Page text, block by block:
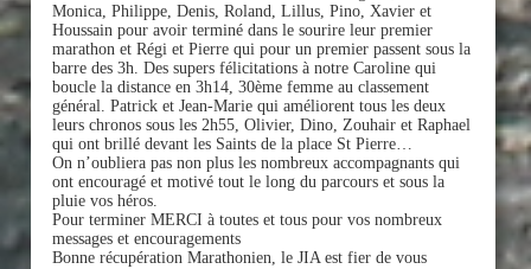
Monica, Philippe, Denis, Roland, Lillus, Pino, Xavier et
Houssain pour avoir terminé dans le sourire leur premier
marathon et Régi et Pierre qui pour un premier passent sous la
barre des 3h. Des supers félicitations à notre Caroline qui
boucle la distance en 3h14, 30ème femme au classement
général. Patrick et Jean-Marie qui améliorent tous les deux
leurs chronos sous les 2h55, Olivier, Dino, Zouhair et Raphael
qui ont brillé devant les Saints de la place St Pierre…
On n’oubliera pas non plus les nombreux accompagnants qui
ont encouragé et motivé tout le long du parcours et sous la
pluie vos héros.
Pour terminer MERCI à toutes et tous pour vos nombreux
messages et encouragements
Bonne récupération Marathonien, le JIA est fier de vous